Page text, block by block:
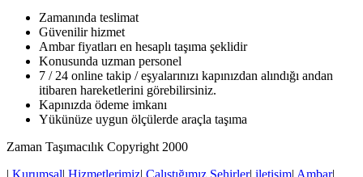
Zamanında teslimat
Güvenilir hizmet
Ambar fiyatları en hesaplı taşıma şeklidir
Konusunda uzman personel
7 / 24 online takip / eşyalarınızı kapınızdan alındığı andan
itibaren hareketlerini görebilirsiniz.
Kapınızda ödeme imkanı
Yükünüze uygun ölçülerde araçla taşıma
Zaman Taşımacılık Copyright 2000
| Kurumsal| Hizmetlerimiz| Çalıştığımız Şehirler| iletişim| Ambar|